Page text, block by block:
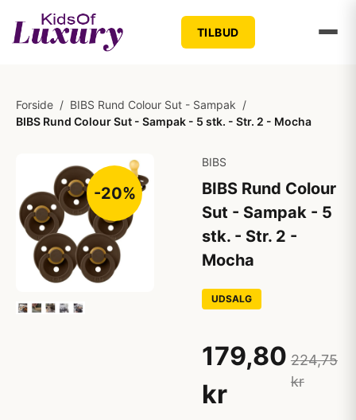
TILBUD
Forside / BIBS Rund Colour Sut - Sampak /
BIBS Rund Colour Sut - Sampak - 5 stk. - Str. 2 - Mocha
-20%
BIBS
BIBS Rund Colour
Sut - Sampak - 5
stk. - Str. 2 -
Mocha
UDSALG
179,80
kr
224,75
kr